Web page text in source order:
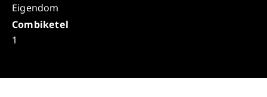
Eigendom
Combiketel
1